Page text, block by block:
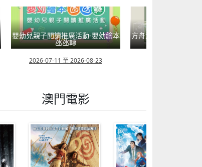
嬰幼兒親子閱讀推廣活動-嬰幼繪本
氹氹轉
2026-07-11 至 2026-08-23
方舟澳門藝術學會呈
澳門電影